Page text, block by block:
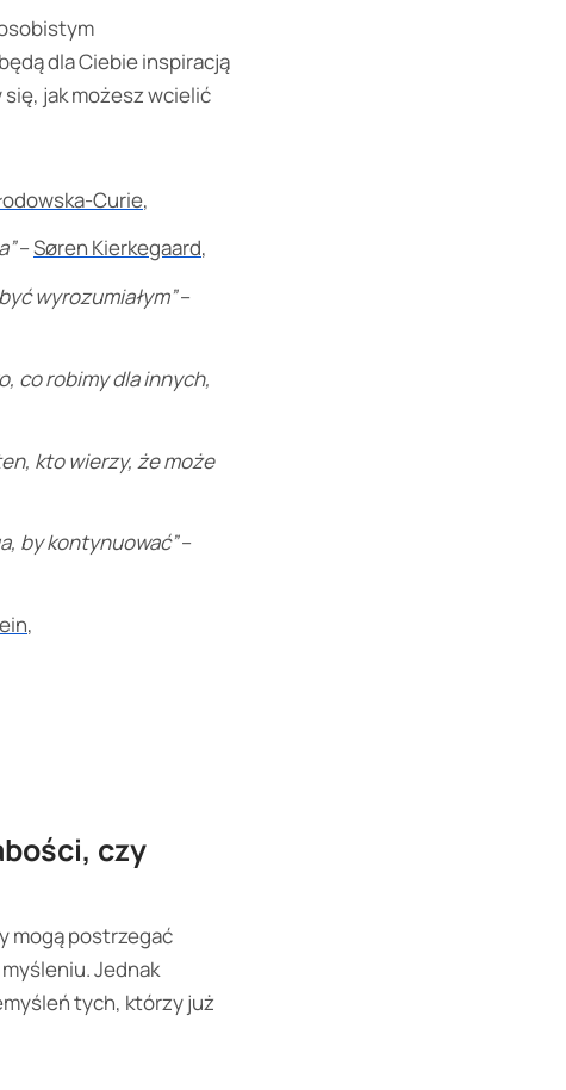
dla Ciebie inspiracją
jak możesz wcielić
Curie,
–Søren Kierkegaard,
wyrozumiałym”–
co robimy dla innych,
kto wierzy, że może
by kontynuować”–
,
czy
mogą postrzegać
Jednak
tych, którzy już